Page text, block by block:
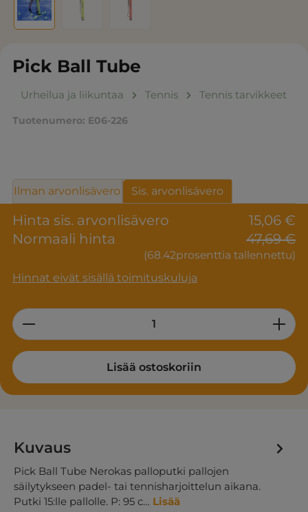
Pick Ball Tube
Urheilua ja liikuntaa Tennis Tennis tarvikkeet
Tuotenumero: E06-226
Hinta sis. arvonlisävero
15,06 €
Normaali hinta
47,69 €
(68.42prosenttia tallennettu)
Hinnat eivät sisällä toimituskuluja
Ilman arvonlisävero Sis. arvonlisävero
Product Quantity: Enter the desired
Lisää ostoskoriin
Kuvaus
Pick Ball Tube Nerokas palloputki pallojen
säilytykseen padel- tai tennisharjoittelun aikana.
Putki 15:lle pallolle. P: 95 c… Lisää